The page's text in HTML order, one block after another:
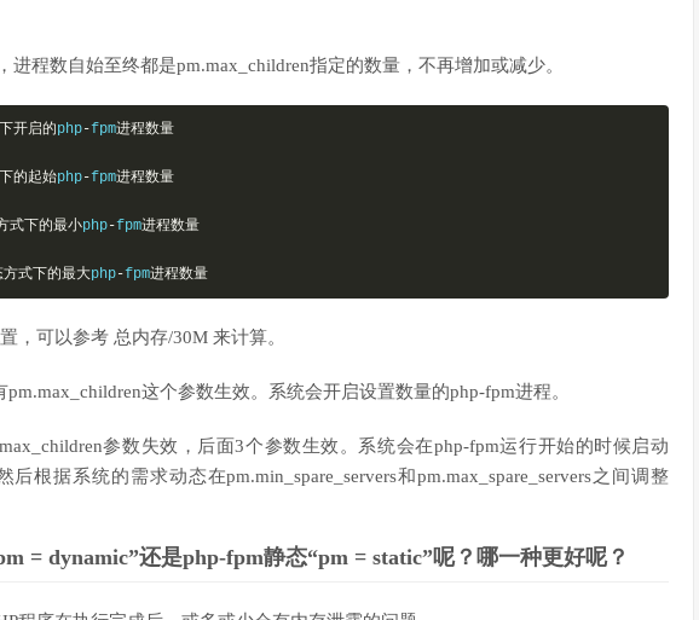
进程数自始至终都是pm.max_children指定的数量，不再增加或减少。
开启的php-fpm进程数量
的起始php-fpm进程数量
式下的最小php-fpm进程数量
方式下的最大php-fpm进程数量
，可以参考 总内存/30M 来计算。
这个参数生效。系统会开启设置数量的php-fpm进程。
参数失效，后面3个参数生效。系统会在php-fpm运行开始的时候启动
后根据系统的需求动态在pm.min_spare_servers和pm.max_spare_servers之间调整
= dynamic”还是php-fpm静态“pm = static”呢？哪一种更好呢？